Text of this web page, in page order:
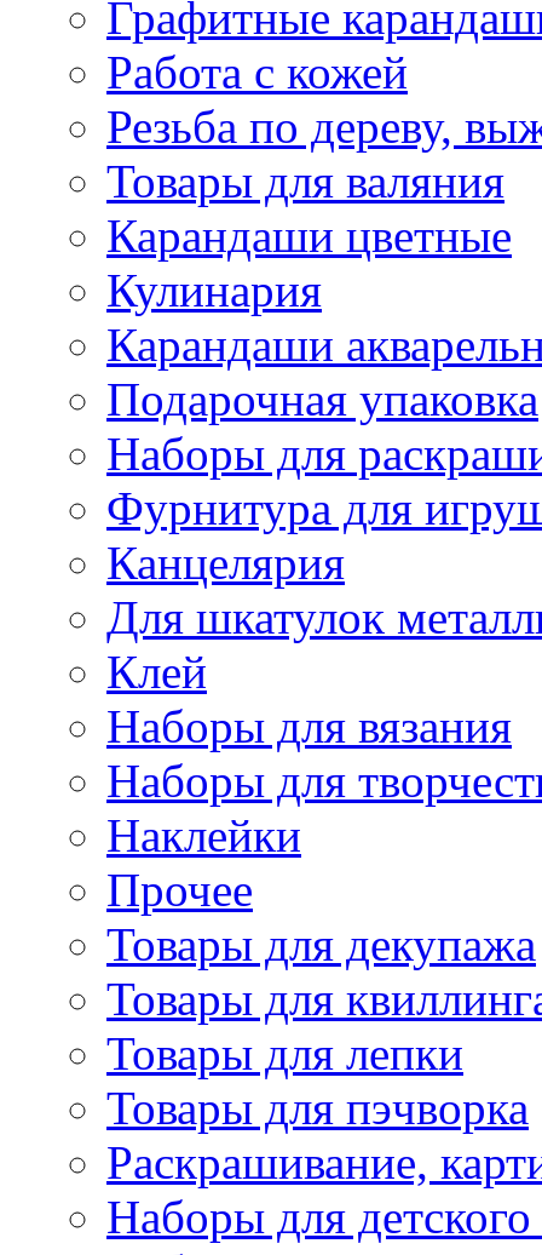
Графитные
Работа с кожей
Резьба по дереву,
Товары для валяния
Карандаши цветные
Кулинария
Карандаши
Подарочная упаковка
Наборы для
Фурнитура для
Канцелярия
Для шкатулок
Клей
Наборы для вязания
Наборы для
Наклейки
Прочее
Товары для декупажа
Товары для
Товары для лепки
Товары для пэчворка
Раскрашивание,
Наборы для